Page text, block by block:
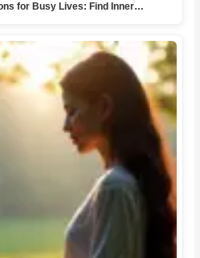
for Busy Lives: Find Inner…